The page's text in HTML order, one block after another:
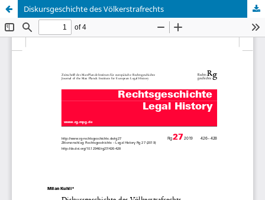
Diskursgeschichte des Völkerstrafrechts